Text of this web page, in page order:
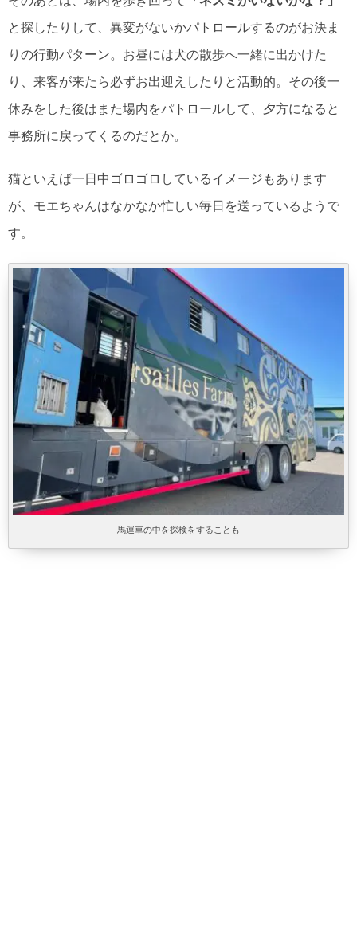
と探したりして、異変がないかパトロールするのがお決ま
りの行動パターン。お昼には犬の散歩へ一緒に出かけた
り、来客が来たら必ずお出迎えしたりと活動的。その後一
休みをした後はまた場内をパトロールして、夕方になると
事務所に戻ってくるのだとか。
猫といえば一日中ゴロゴロしているイメージもあります
が、モエちゃんはなかなか忙しい毎日を送っているようで
す。
馬運車の中を探検をすることも